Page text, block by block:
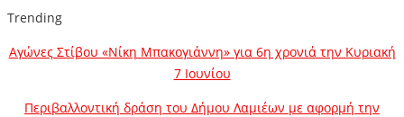
Trending
Αγώνες Στίβου «Νίκη Μπακογιάννη» για 6η χρονιά την Κυριακή
7 Ιουνίου
Περιβαλλοντική δράση του Δήμου Λαμιέων με αφορμή την